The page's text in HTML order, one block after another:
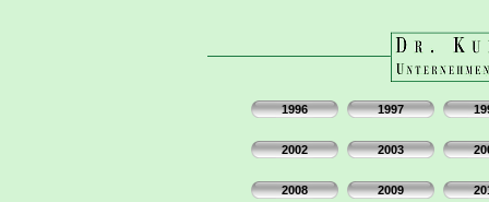
1996 1997
2002 2003
2008 2009